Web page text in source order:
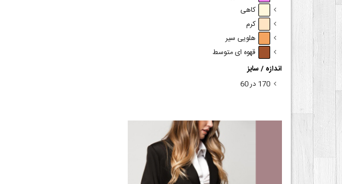
کاهی
کرم
هلویی سیر
قهوه ای متوسط
اندازه / سایز
170 در 60